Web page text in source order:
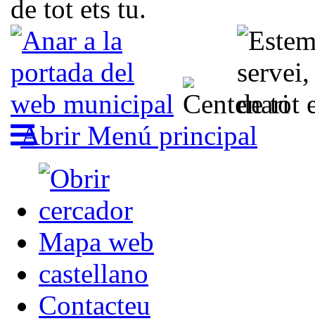
Abrir Menú principal
Mapa web
castellano
Contacteu